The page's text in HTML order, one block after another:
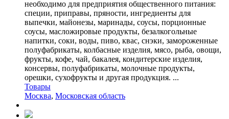
необходимо для предприятия общественного питания:
специи, приправы, пряности, ингредиенты для
выпечки, майонезы, маринады, соусы, порционные
соусы, масложировые продукты, безалкогольные
напитки, соки, воды, пиво, квас, снэки, замороженные
полуфабрикаты, колбасные изделия, мясо, рыба, овощи,
фрукты, кофе, чай, бакалея, кондитерские изделия,
консервы, полуфабрикаты, молочные продукты,
орешки, сухофрукты и другая продукция. ...
Товары
Москва, Московская область